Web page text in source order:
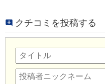
クチコミを投稿する